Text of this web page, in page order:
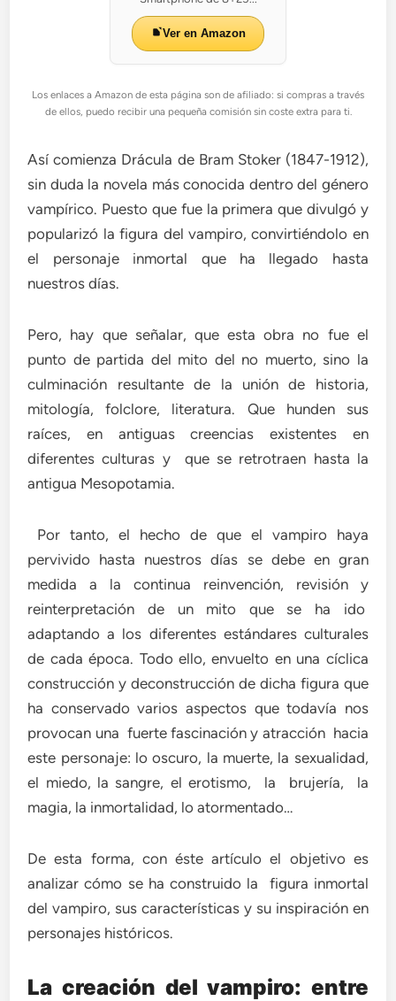
Ver en Amazon
Los enlaces a Amazon de esta página son de afiliado: si compras a través
de ellos, puedo recibir una pequeña comisión sin coste extra para ti.
Así comienza Drácula de Bram Stoker (1847-1912),
sin duda la novela más conocida dentro del género
vampírico. Puesto que fue la primera que divulgó y
popularizó la figura del vampiro, convirtiéndolo en
el personaje inmortal que ha llegado hasta
nuestros días.
Pero, hay que señalar, que esta obra no fue el
punto de partida del mito del no muerto, sino la
culminación resultante de la unión de historia,
mitología, folclore, literatura. Que hunden sus
raíces, en antiguas creencias existentes en
diferentes culturas y que se retrotraen hasta la
antigua Mesopotamia.
Por tanto, el hecho de que el vampiro haya
pervivido hasta nuestros días se debe en gran
medida a la continua reinvención, revisión y
reinterpretación de un mito que se ha ido
adaptando a los diferentes estándares culturales
de cada época. Todo ello, envuelto en una cíclica
construcción y deconstrucción de dicha figura que
ha conservado varios aspectos que todavía nos
provocan una fuerte fascinación y atracción hacia
este personaje: lo oscuro, la muerte, la sexualidad,
el miedo, la sangre, el erotismo, la brujería, la
magia, la inmortalidad, lo atormentado…
De esta forma, con éste artículo el objetivo es
analizar cómo se ha construido la figura inmortal
del vampiro, sus características y su inspiración en
personajes históricos.
La creación del vampiro: entre